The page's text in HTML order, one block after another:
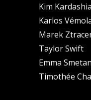
Kim
Karlos
Marek
Taylor Swift
Emma
Timothée